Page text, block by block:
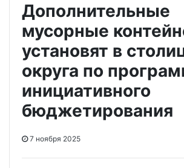
Дополнительные
мусорные
установят в
округа по
инициативного
бюджетирования
7 ноября 2025